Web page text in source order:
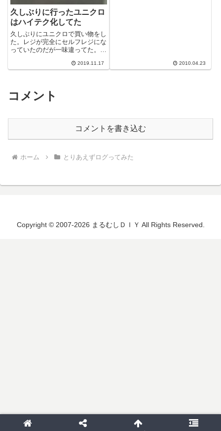
久しぶりに行ったユニクロ
はハイテク化してた
久しぶりにユニクロで買い物をし
た。レジが完全にセルフレジにな
っていたのだが一味違ってた。商
ろに放り込むと自動的に値段が出
2019.11.17 2010.04.23
コメント
コメントを書き込む
ホーム とりあえずログってみた
Copyright © 2007-2026 まるむしＤＩＹ All Rights Reserved.